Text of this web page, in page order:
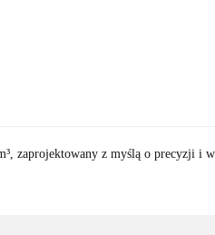
zaprojektowany z myślą o precyzji i